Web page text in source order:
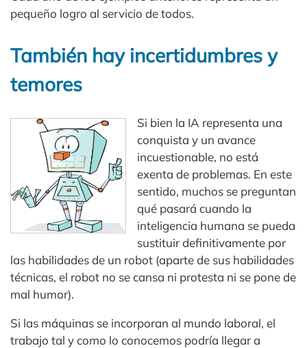
pequeño logro al servicio de todos.
También hay incertidumbres y
temores
Si bien la IA representa una
conquista y un avance
incuestionable, no está
exenta de problemas. En este
sentido, muchos se preguntan
qué pasará cuando la
inteligencia humana se pueda
sustituir definitivamente por
las habilidades de un robot (aparte de sus habilidades
técnicas, el robot no se cansa ni protesta ni se pone de
mal humor).
Si las máquinas se incorporan al mundo laboral, el
trabajo tal y como lo conocemos podría llegar a